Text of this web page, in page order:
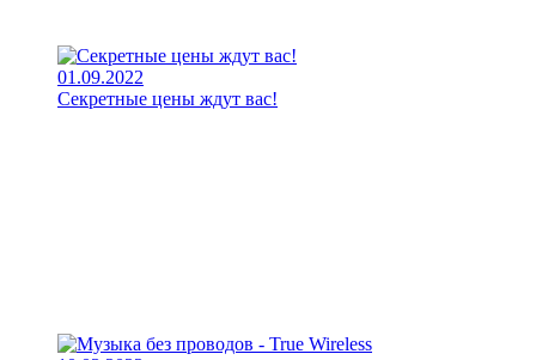
01.09.2022
Секретные цены ждут вас!